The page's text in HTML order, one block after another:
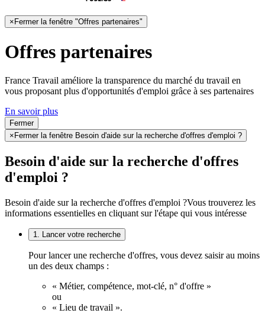
× Fermer la fenêtre "Offres partenaires"
Offres partenaires
France Travail améliore la transparence du marché du travail en
vous proposant plus d'opportunités d'emploi grâce à ses partenaires
En savoir plus
Fermer
× Fermer la fenêtre Besoin d'aide sur la recherche d'offres d'emploi ?
Besoin d'aide sur la recherche d'offres
d'emploi ?
Besoin d'aide sur la recherche d'offres d'emploi ?Vous trouverez les
informations essentielles en cliquant sur l'étape qui vous intéresse
1. Lancer votre recherche
Pour lancer une recherche d'offres, vous devez saisir au moins
un des deux champs :
« Métier, compétence, mot-clé, n° d'offre »
ou
« Lieu de travail ».